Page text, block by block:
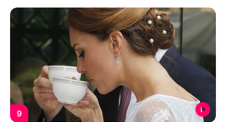
9